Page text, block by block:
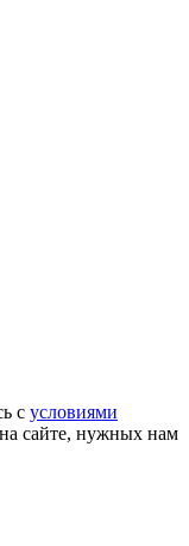
с условиями
сайте, нужных нам